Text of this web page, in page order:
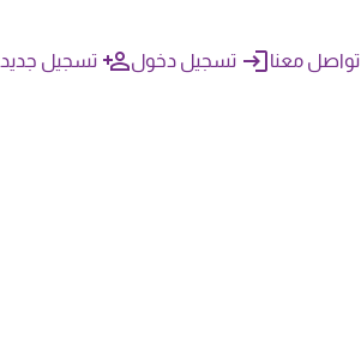
تواصل معنا تسجيل دخول تسجيل جديد